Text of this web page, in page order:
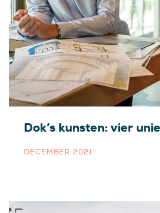
Dok’s kunsten: vier
DECEMBER 2021